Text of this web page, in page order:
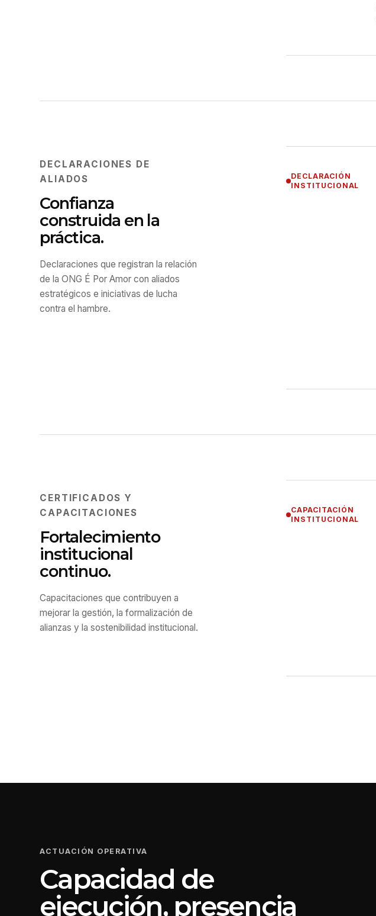
DECLARACIONES DE
ALIADOS
Confianza
construida en la
práctica.
Declaraciones que registran la relación
de la ONG É Por Amor con aliados
estratégicos e iniciativas de lucha
contra el hambre.
DECLARACIÓN
INSTITUCIONAL
CERTIFICADOS Y
CAPACITACIONES
Fortalecimiento
institucional
continuo.
Capacitaciones que contribuyen a
mejorar la gestión, la formalización de
alianzas y la sostenibilidad institucional.
CAPACITACIÓN
INSTITUCIONAL
ACTUACIÓN OPERATIVA
Capacidad de
ejecución, presencia